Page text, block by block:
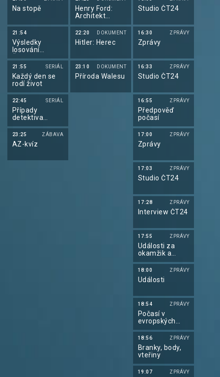
Na stopě
21:54
Výsledky
losování
Šťastných 10 a
Extra Renty
21:55 SERIÁL
Každý den se
rodí život
22:45 SERIÁL
Případy
detektiva
Murdocha XVIII
23:25 ZÁBAVA
AZ-kvíz
Henry Ford:
Architekt
amerického
století
22:20 DOKUMENT
Hitler: Herec
23:10 DOKUMENT
Příroda Walesu
Studio ČT24
16:30 ZPRÁVY
Zprávy
16:33 ZPRÁVY
Studio ČT24
16:55 ZPRÁVY
Předpověď
počasí
17:00 ZPRÁVY
Zprávy
17:03 ZPRÁVY
Studio ČT24
17:28 ZPRÁVY
Interview ČT24
17:55 ZPRÁVY
Události za
okamžik a
počasí
18:00 ZPRÁVY
Události
18:54 ZPRÁVY
Počasí v
evropských
metropolích
18:56 ZPRÁVY
Branky, body,
vteřiny
19:07 ZPRÁVY